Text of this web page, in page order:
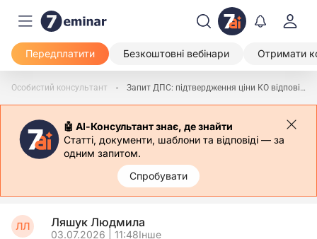
Передплатити Безкоштовні вебінари Отримати
Особистий консультант Запит ДПС: підтвердження ціни КО відповідно до ТЦУ 2024 року
🤖 АІ-Консультант знає, де знайти
Статті, документи, шаблони та відповіді — за
одним запитом.
Спробувати
ЛЛ Ляшук Людмила
03.07.2026 | 11:48Інше